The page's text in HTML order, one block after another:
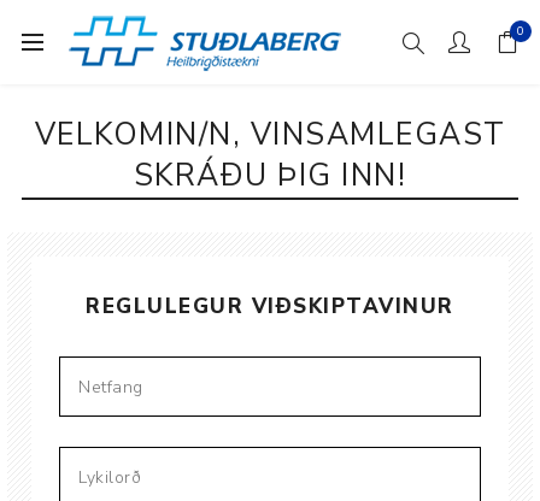
0
VELKOMIN/N, VINSAMLEGAST
SKRÁÐU ÞIG INN!
REGLULEGUR VIÐSKIPTAVINUR